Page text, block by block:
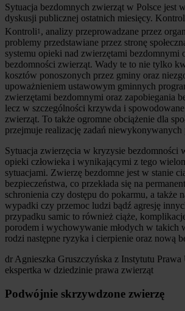
Sytuacja bezdomnych zwierząt w Polsce jest
dyskusji publicznej ostatnich miesięcy.
Kontroli1 , analizy przeprowadzane przez
problemy przedstawiane przez stronę
systemu opieki nad zwierzętami bezdomnymi
bezdomności zwierząt. Wady te to nie tylko
kosztów ponoszonych przez gminy oraz
upoważnieniem ustawowym gminnych
zwierzętami bezdomnymi oraz zapobiegania
lecz w szczególności krzywda i
zwierząt. To także ogromne obciążenie dla
przejmuje realizację zadań niewykonywanych
Sytuacja zwierzęcia w kryzysie bezdomności
opieki człowieka i wynikającymi z tego
sytuacjami. Zwierzę bezdomne jest w stanie
bezpieczeństwa, co przekłada się na
schronienia czy dostępu do pokarmu, a także
wypadki czy przemoc ludzi bądź agresję
przypadku samic to również ciąże,
porodem i wychowywanie młodych w takich
rodzi następne ryzyka i cierpienie oraz nową
dr Agnieszka Gruszczyńska z Instytutu
ekspertka w dziedzinie prawa zwierząt
Podwójnie skrzywdzone zwierzę